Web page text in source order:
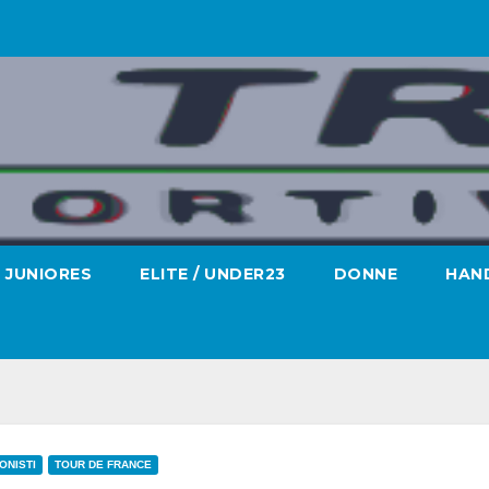
JUNIORES ELITE / UNDER23 DONNE
TOUR DE FRANCE